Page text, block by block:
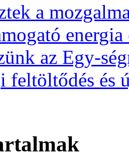
a
az Egy-
feltöltődés és